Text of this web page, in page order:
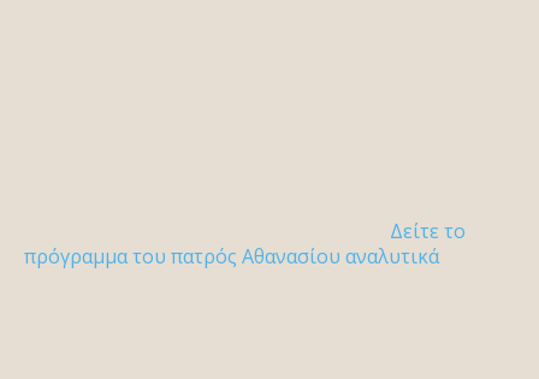
Δείτε το
πρόγραμμα του πατρός Αθανασίου αναλυτικά